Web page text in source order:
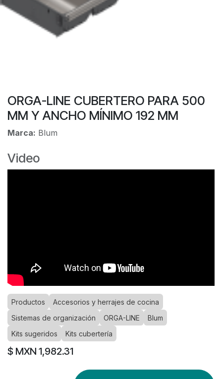
ORGA-LINE CUBERTERO PARA 500
MM Y ANCHO MÍNIMO 192 MM
Marca: Blum
Video
Productos
Accesorios y herrajes de cocina
Sistemas de organización
ORGA-LINE
Blum
Kits sugeridos
Kits cubertería
$ MXN 1,982.31